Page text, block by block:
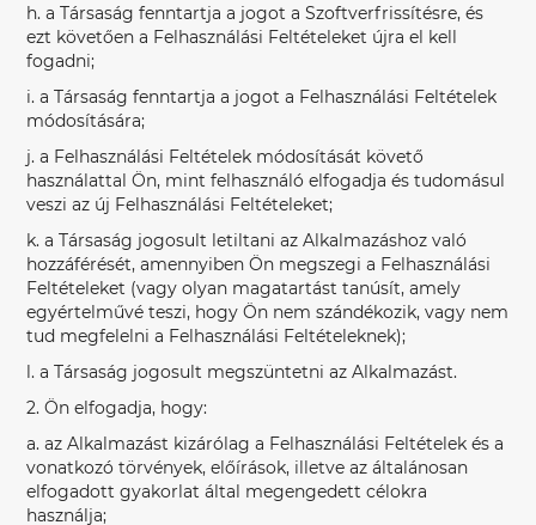
h. a Társaság fenntartja a jogot a Szoftverfrissítésre, és
ezt követően a Felhasználási Feltételeket újra el kell
fogadni;
i. a Társaság fenntartja a jogot a Felhasználási Feltételek
módosítására;
j. a Felhasználási Feltételek módosítását követő
használattal Ön, mint felhasználó elfogadja és tudomásul
veszi az új Felhasználási Feltételeket;
k. a Társaság jogosult letiltani az Alkalmazáshoz való
hozzáférését, amennyiben Ön megszegi a Felhasználási
Feltételeket (vagy olyan magatartást tanúsít, amely
egyértelművé teszi, hogy Ön nem szándékozik, vagy nem
tud megfelelni a Felhasználási Feltételeknek);
l. a Társaság jogosult megszüntetni az Alkalmazást.
2. Ön elfogadja, hogy:
a. az Alkalmazást kizárólag a Felhasználási Feltételek és a
vonatkozó törvények, előírások, illetve az általánosan
elfogadott gyakorlat által megengedett célokra
használja;